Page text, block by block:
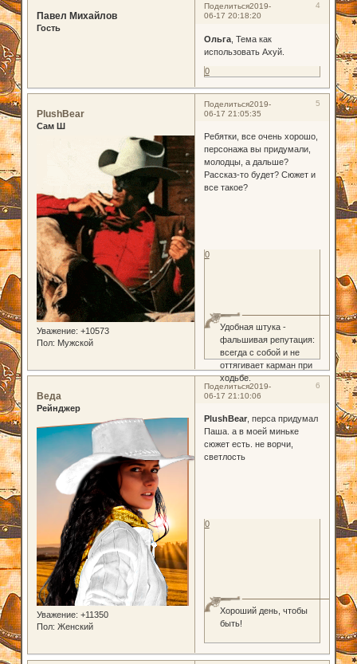
Поделиться 4
2019-
06-17 20:18:20
Павел Михайлов
Гость
Ольга, Тема как
использовать Ахуй.
0
Поделиться 5
2019-
06-17 21:05:35
PlushBear
Сам Ш
Уважение: +10573
Пол: Мужской
Ребятки, все очень хорошо,
персонажа вы придумали,
молодцы, а дальше?
Рассказ-то будет? Сюжет и
все такое?
Удобная штука -
фальшивая репутация:
всегда с собой и не
оттягивает карман при
ходьбе.
0
Поделиться 6
2019-
06-17 21:10:06
Веда
Рейнджер
Уважение: +11350
Пол: Женский
PlushBear, перса придумал
Паша. а в моей миньке
сюжет есть. не ворчи,
светлость
Хороший день, чтобы
быть!
0